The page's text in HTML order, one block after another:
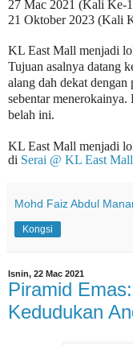
27 Mac 2021 (Kali Ke-
21 Oktober 2023 (Kali
KL East Mall menjadi
Tujuan asalnya datang
alang dah dekat
sebentar menerokainya.
belah ini.
KL East Mall menjadi
di Serai @ KL East Mall
Mohd Faiz Abdul
Kongsi
Isnin, 22 Mac 2021
Piramid
Kedudukan